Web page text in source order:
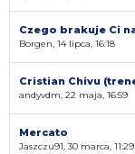
Czego brakuje Ci
Borgen, 14 lipca, 16:18
Cristian Chivu
andyvdm, 22 maja, 16:59
Mercato
Jaszczu91, 30 marca, 11:29